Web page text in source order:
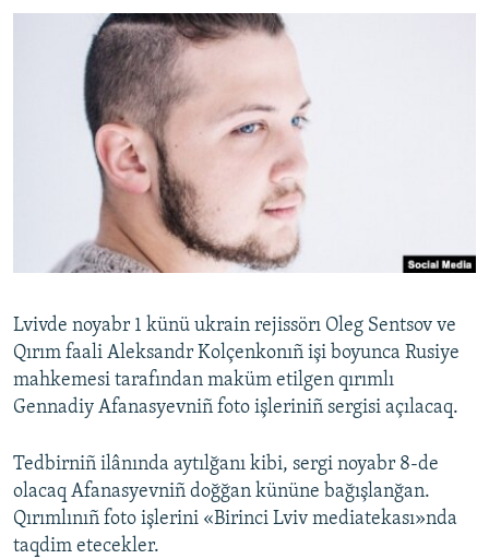
BLOGLAR
Українською
RFE/RS bütün saytları
Lvivde noyabr 1 künü ukrain rejissörı Oleg Sentsov ve
Qırım faali Aleksandr Kolçenkonıñ işi boyunca Rusiye
mahkemesi tarafından maküm etilgen qırımlı
Gennadiy Afanasyevniñ foto işleriniñ sergisi açılacaq.
Tedbirniñ ilânında aytılğanı kibi, sergi noyabr 8-de
olacaq Afanasyevniñ doğğan kününe bağışlanğan.
Qırımlınıñ foto işlerini «Birinci Lviv mediatekası»nda
taqdim etecekler.